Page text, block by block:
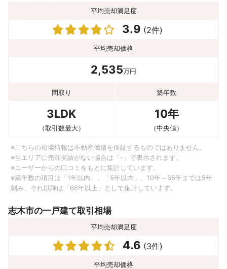
平均売却満足度
3.9 (2件)
平均売却価格
2,535万円
間取り 築年数
3LDK
（取引数最大）
10年
（中央値）
※こちらの相場情報は不動産価格を保証するものではありません。
※当エリアに売却実績がない場合は「-」で表示されます。
※ユーザーからの口コミをもとに集計しています。
※築年数の項目は「1年以内」、「5年以内」、10年～65年までは5年
刻み、それ以降は「66年以上」として集計しています。
志木市の一戸建て取引相場
平均売却満足度
4.6 (3件)
平均売却価格